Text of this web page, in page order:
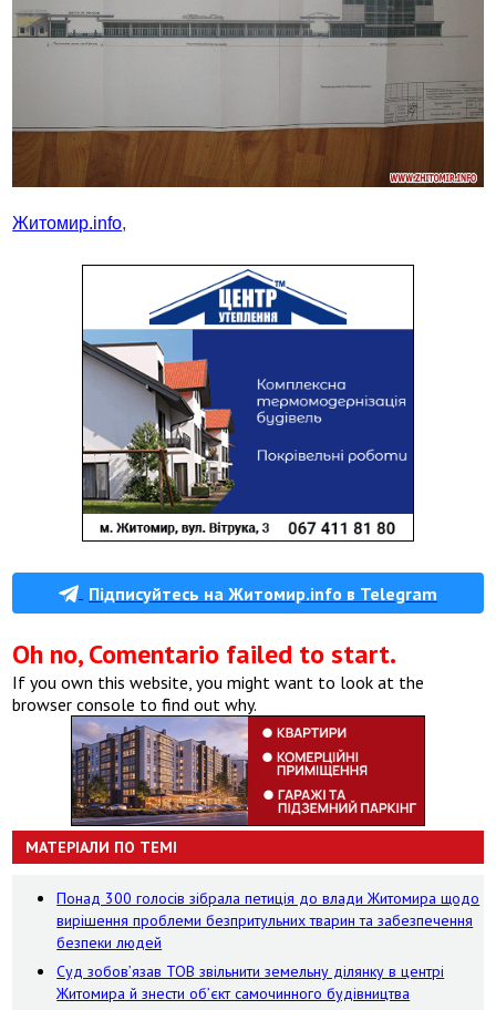
Житомир.info,
Підписуйтесь на Житомир.info в Telegram
Oh no, Comentario failed to start.
If you own this website, you might want to look at the
browser console to find out why.
МАТЕРІАЛИ ПО ТЕМІ
Понад 300 голосів зібрала петиція до влади Житомира щодо
вирішення проблеми безпритульних тварин та забезпечення
безпеки людей
Суд зобов’язав ТОВ звільнити земельну ділянку в центрі
Житомира й знести об’єкт самочинного будівництва